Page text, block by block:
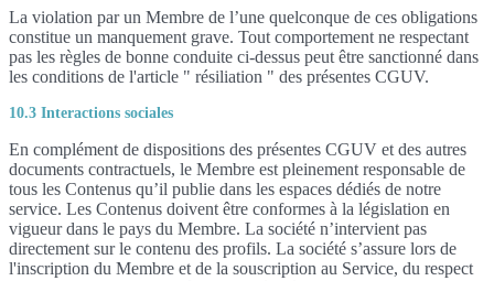
La violation par un Membre de l’une quelconque de ces obligations
constitue un manquement grave. Tout comportement ne respectant
pas les règles de bonne conduite ci-dessus peut être sanctionné dans
les conditions de l'article " résiliation " des présentes CGUV.
10.3 Interactions sociales
En complément de dispositions des présentes CGUV et des autres
documents contractuels, le Membre est pleinement responsable de
tous les Contenus qu’il publie dans les espaces dédiés de notre
service. Les Contenus doivent être conformes à la législation en
vigueur dans le pays du Membre. La société n’intervient pas
directement sur le contenu des profils. La société s’assure lors de
l'inscription du Membre et de la souscription au Service, du respect